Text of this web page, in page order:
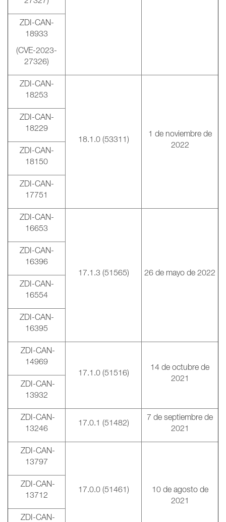
ZDI-CAN-
18933
(CVE-2023-
27326)
ZDI-CAN-
18253
18.1.0 (53311)
1 de noviembre de
2022
ZDI-CAN-
18229
ZDI-CAN-
18150
ZDI-CAN-
17751
ZDI-CAN-
16653
17.1.3 (51565) 26 de mayo de 2022
ZDI-CAN-
16396
ZDI-CAN-
16554
ZDI-CAN-
16395
ZDI-CAN-
14969
17.1.0 (51516)
14 de octubre de
2021
ZDI-CAN-
13932
ZDI-CAN-
13246
17.0.1 (51482)
7 de septiembre de
2021
ZDI-CAN-
13797
17.0.0 (51461)
10 de agosto de
2021
ZDI-CAN-
13712
ZDI-CAN-